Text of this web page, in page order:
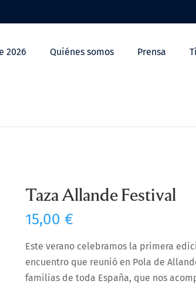
2026 Quiénes somos Prensa
Taza Allande Festival
15,00 €
Este verano celebramos la primera
encuentro que reunió en Pola de
familias de toda España, que nos